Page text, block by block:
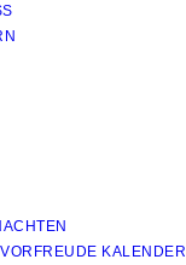
VORFREUDE KALENDER